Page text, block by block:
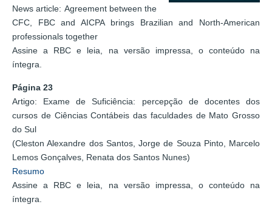
News article: Agreement between the
CFC, FBC and AICPA brings Brazilian and North-American
professionals together
Assine a RBC e leia, na versão impressa, o conteúdo na
íntegra.
Página 23
Artigo: Exame de Suficiência: percepção de docentes dos
cursos de Ciências Contábeis das faculdades de Mato Grosso
do Sul
(Cleston Alexandre dos Santos, Jorge de Souza Pinto, Marcelo
Lemos Gonçalves, Renata dos Santos Nunes)
Resumo
Assine a RBC e leia, na versão impressa, o conteúdo na
íntegra.